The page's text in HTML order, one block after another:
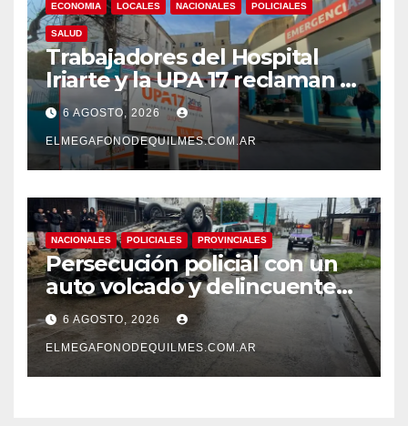
ECONOMIA LOCALES NACIONALES POLICIALES
SALUD
Trabajadores del Hospital
Iriarte y la UPA 17 reclaman el
pase a planta de becarios y
mejoras laborales
6 AGOSTO, 2026
ELMEGAFONODEQUILMES.COM.AR
NACIONALES POLICIALES PROVINCIALES
Persecución policial con un
auto volcado y delincuentes
detenidos en San Francisco
Solano
6 AGOSTO, 2026
ELMEGAFONODEQUILMES.COM.AR